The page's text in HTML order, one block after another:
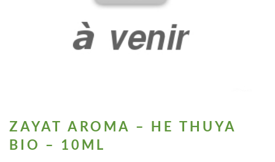
ZAYAT AROMA – HE THUYA
BIO – 10ML